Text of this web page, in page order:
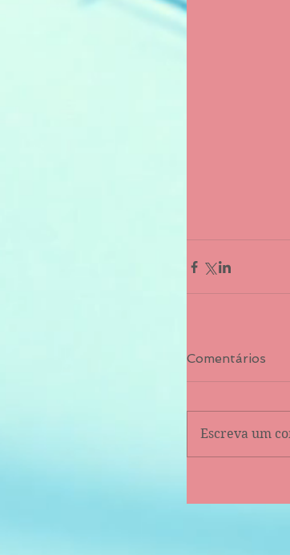
Comentários
Escreva um